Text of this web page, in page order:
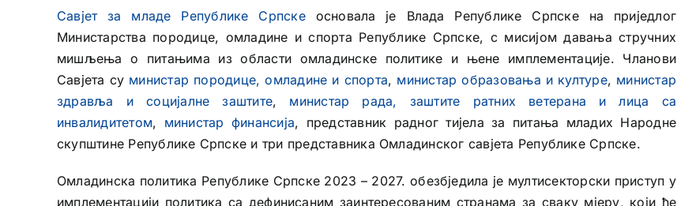
Савјет за младе Републике Српскеосновала је Влада Републике Српске на приједлог
Министарства породице, омладине и спорта Републике Српске, с мисијом давања стручних
мишљења о питањима из области омладинске политике и њене имплементације. Чланови
Савјета су министар породице, омладине и спорта, министар образовања и културе, министар
здравља и социјалне заштите, министар рада, заштите ратних ветерана и лица са
инвалидитетом, министар финансија, представник радног тијела за питања младих Народне
скупштине Републике Српске и три представника Омладинског савјета Републике Српске.
Омладинска политика Републике Српске 2023 – 2027. обезбједила је мултисекторски приступ у
имплементацији политика са дефинисаним заинтересованим странама за сваку мјеру, који ће